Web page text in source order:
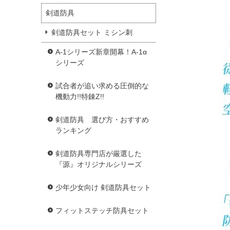
剣道防具
剣道防具セット ミシン刺
A-1シリーズ新章開幕！A-1α
シリーズ
試合者が追い求める圧倒的な
機動力!!特錬Z!!
剣道防具 選び方・おすすめ
ランキング
剣道防具専門店が厳選した
『源』オリジナルシリーズ
少年少女向け 剣道防具セット
フィットステッチ防具セット